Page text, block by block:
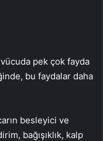
pek çok fayda
bu faydalar daha
besleyici ve
bağışıklık, kalp